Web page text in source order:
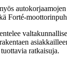
ratkaisuja.